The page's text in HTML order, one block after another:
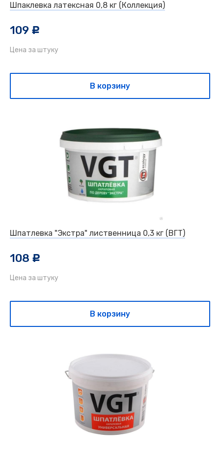
Шпаклевка латексная 0,8 кг (Коллекция)
109 c
Цена за штуку
В корзину
Шпатлевка "Экстра" лиственница 0,3 кг (ВГТ)
108 c
Цена за штуку
В корзину